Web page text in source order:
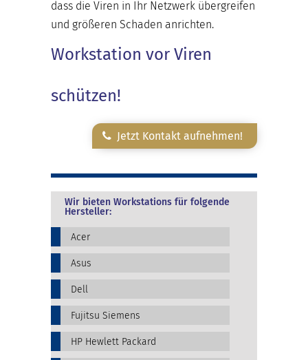
dass die Viren in Ihr Netzwerk übergreifen
und größeren Schaden anrichten.
Workstation vor Viren
schützen!
Jetzt Kontakt aufnehmen!
Wir bieten Workstations für folgende
Hersteller:
Acer
Asus
Dell
Fujitsu Siemens
HP Hewlett Packard